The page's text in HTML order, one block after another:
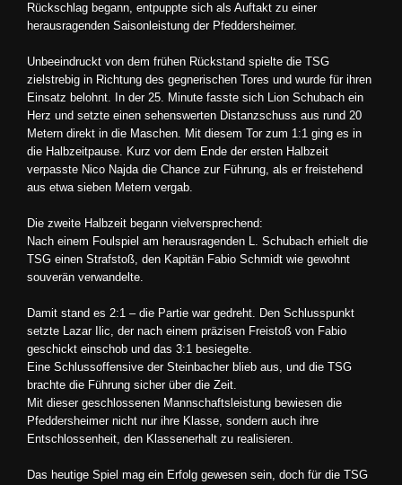
Rückschlag begann, entpuppte sich als Auftakt zu einer
herausragenden Saisonleistung der Pfeddersheimer.
Unbeeindruckt von dem frühen Rückstand spielte die TSG
zielstrebig in Richtung des gegnerischen Tores und wurde für ihren
Einsatz belohnt. In der 25. Minute fasste sich Lion Schubach ein
Herz und setzte einen sehenswerten Distanzschuss aus rund 20
Metern direkt in die Maschen. Mit diesem Tor zum 1:1 ging es in
die Halbzeitpause. Kurz vor dem Ende der ersten Halbzeit
verpasste Nico Najda die Chance zur Führung, als er freistehend
aus etwa sieben Metern vergab.
Die zweite Halbzeit begann vielversprechend:
Nach einem Foulspiel am herausragenden L. Schubach erhielt die
TSG einen Strafstoß, den Kapitän Fabio Schmidt wie gewohnt
souverän verwandelte.
Damit stand es 2:1 – die Partie war gedreht. Den Schlusspunkt
setzte Lazar Ilic, der nach einem präzisen Freistoß von Fabio
geschickt einschob und das 3:1 besiegelte.
Eine Schlussoffensive der Steinbacher blieb aus, und die TSG
brachte die Führung sicher über die Zeit.
Mit dieser geschlossenen Mannschaftsleistung bewiesen die
Pfeddersheimer nicht nur ihre Klasse, sondern auch ihre
Entschlossenheit, den Klassenerhalt zu realisieren.
Das heutige Spiel mag ein Erfolg gewesen sein, doch für die TSG